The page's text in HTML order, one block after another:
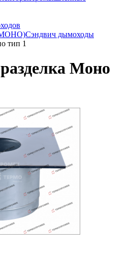
Сэндвич дымоходы
тип 1
Моно